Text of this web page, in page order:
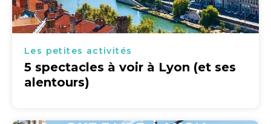
Les petites activités
5 spectacles à voir à Lyon (et ses
alentours)